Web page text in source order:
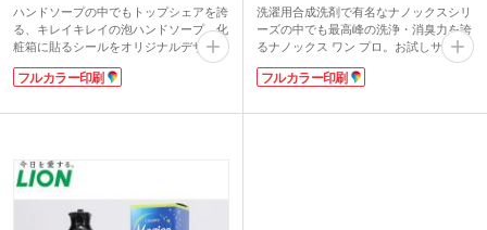
ハンドソープの中でもトップシェアを誇
る、キレイキレイの泡ハンドソープ。化
粧箱に貼るシールをオリジナルデザイン
で印刷できます。市販品と同じサイズな
のでもらって喜ばれること間違いなしの
ラーの成約記念などにいかがでしょう
ティーの香り。泡タイプのハンドソープ
は使いやすく、世代を問わずお使いいた
だけます。
フルカラー印刷
洗濯用合成洗剤で有名なナノックスシリ
ーズの中でも最高峰の洗浄・消臭力を誇
るナノックス ワン プロ。お試しサイズ2
袋がセットになった商品です。化粧箱表
面に貼るシールをフルカラーでオリジナ
特典やコインランドリーの初回利用特
フルカラー印刷